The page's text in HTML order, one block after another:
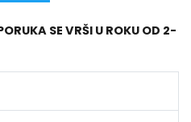
SE VRŠI U ROKU OD 2-